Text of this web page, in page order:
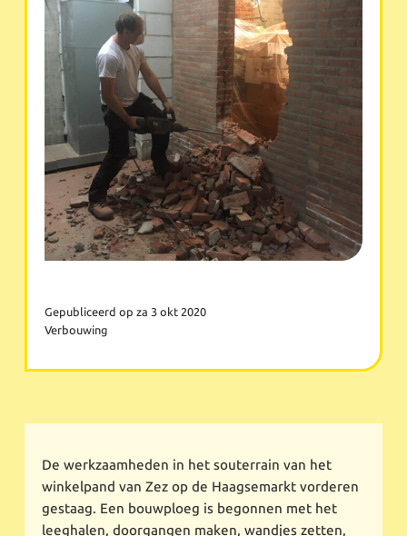
Gepubliceerd op za 3 okt 2020
Verbouwing
De werkzaamheden in het souterrain van het
winkelpand van Zez op de Haagsemarkt vorderen
gestaag. Een bouwploeg is begonnen met het
leeghalen, doorgangen maken, wandjes zetten,